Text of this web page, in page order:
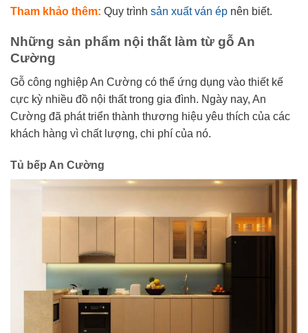
Tham khảo thêm: Quy trình sản xuất ván ép nên biết.
Những sản phẩm nội thất làm từ gỗ An
Cường
Gỗ công nghiệp An Cường có thể ứng dụng vào thiết kế
cực kỳ nhiều đồ nội thất trong gia đình. Ngày nay, An
Cường đã phát triển thành thương hiệu yêu thích của các
khách hàng vì chất lượng, chi phí của nó.
Tủ bếp An Cường